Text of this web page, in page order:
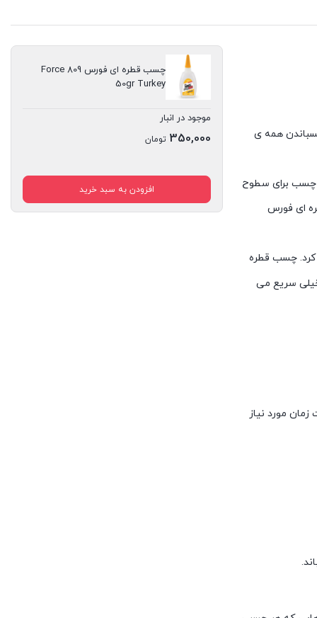
همه ی
چسب برای سطوح
ای فورس
کرد. چسب قطره
خیلی سریع می
مورد نیاز
چسب قطره ای فورس Force 809
50gr Turkey
موجود در انبار
350,000 تومان
افزودن به سبد خرید